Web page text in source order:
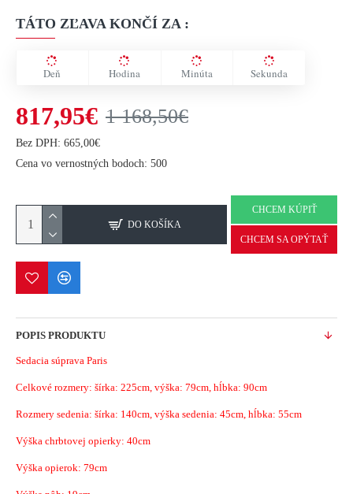
TÁTO ZĽAVA KONČÍ ZA :
Deň Hodina Minúta Sekunda
817,95€ 1 168,50€
Bez DPH: 665,00€
Cena vo vernostných bodoch: 500
DO KOŠÍKA
CHCEM KÚPIŤ
CHCEM SA OPÝTAŤ
POPIS PRODUKTU
Sedacia súprava Paris
Celkové rozmery: šírka: 225cm, výška: 79cm, hĺbka: 90cm
Rozmery sedenia: šírka: 140cm, výška sedenia: 45cm, hĺbka: 55cm
Výška chrbtovej opierky: 40cm
Výška opierok: 79cm